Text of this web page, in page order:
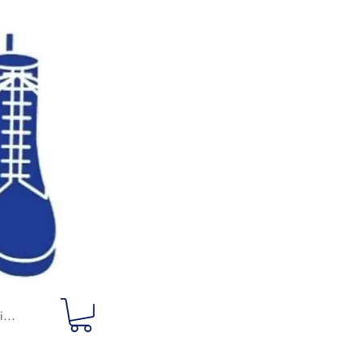
sesión